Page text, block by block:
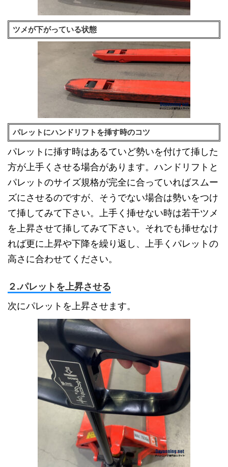
ツメが下がっている状態
パレットにハンドリフトを挿す時のコツ
パレットに挿す時はあるていど勢いを付けて挿した
方が上手くさせる場合があります。ハンドリフトと
パレットのサイズ規格が完全に合っていればスムー
ズにさせるのですが、そうでない場合は勢いをつけ
て挿してみて下さい。上手く挿せない時は若干ツメ
を上昇させて挿してみて下さい。それでも挿せなけ
れば更に上昇や下降を繰り返し、上手くパレットの
高さに合わせてください。
２.パレットを上昇させる
次にパレットを上昇させます。